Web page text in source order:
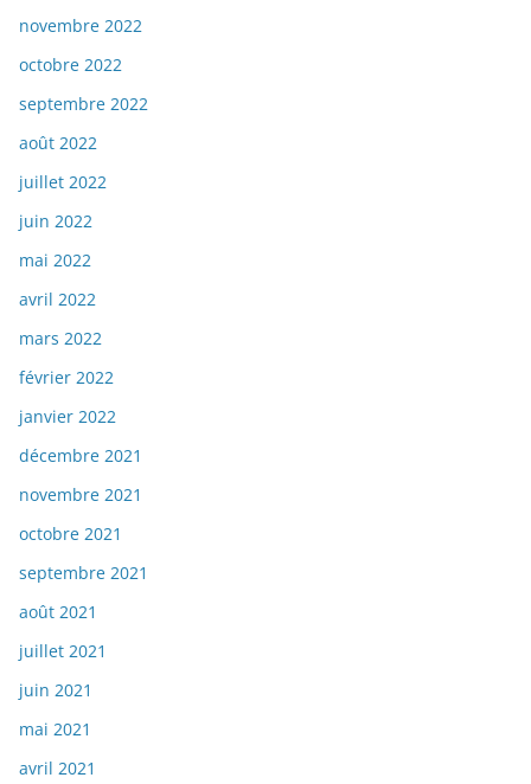
novembre 2022
octobre 2022
septembre 2022
août 2022
juillet 2022
juin 2022
mai 2022
avril 2022
mars 2022
février 2022
janvier 2022
décembre 2021
novembre 2021
octobre 2021
septembre 2021
août 2021
juillet 2021
juin 2021
mai 2021
avril 2021